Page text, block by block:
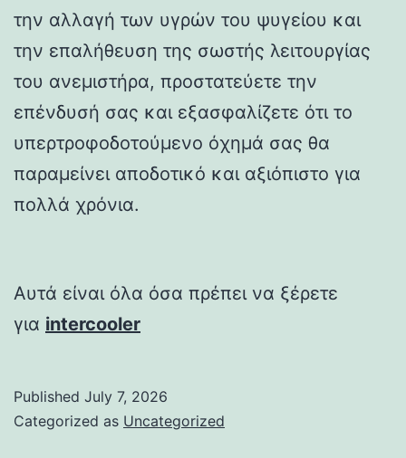
την αλλαγή των υγρών του ψυγείου και
την επαλήθευση της σωστής λειτουργίας
του ανεμιστήρα, προστατεύετε την
επένδυσή σας και εξασφαλίζετε ότι το
υπερτροφοδοτούμενο όχημά σας θα
παραμείνει αποδοτικό και αξιόπιστο για
πολλά χρόνια.
Αυτά είναι όλα όσα πρέπει να ξέρετε
για intercooler
Published July 7, 2026
Categorized as Uncategorized